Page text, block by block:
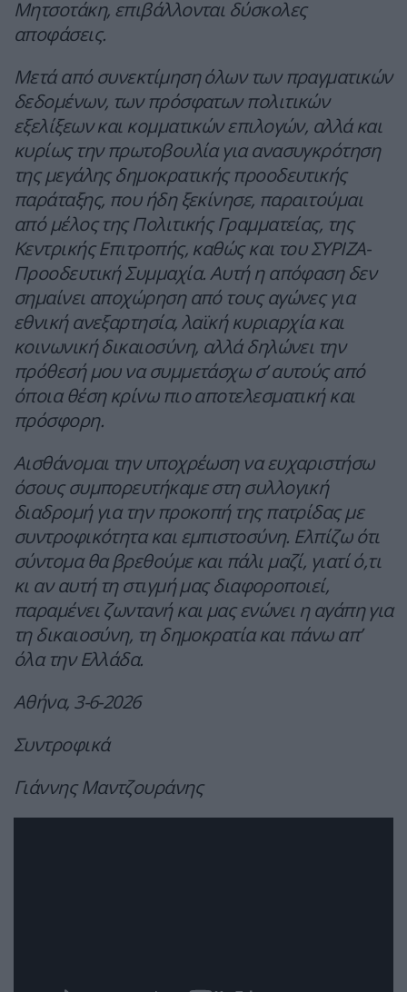
Μητσοτάκη, επιβάλλονται δύσκολες
αποφάσεις.
Μετά από συνεκτίμηση όλων των πραγματικών
δεδομένων, των πρόσφατων πολιτικών
εξελίξεων και κομματικών επιλογών, αλλά και
κυρίως την πρωτοβουλία για ανασυγκρότηση
της μεγάλης δημοκρατικής προοδευτικής
παράταξης, που ήδη ξεκίνησε, παραιτούμαι
από μέλος της Πολιτικής Γραμματείας, της
Κεντρικής Επιτροπής, καθώς και του ΣΥΡΙΖΑ-
Προοδευτική Συμμαχία. Αυτή η απόφαση δεν
σημαίνει αποχώρηση από τους αγώνες για
εθνική ανεξαρτησία, λαϊκή κυριαρχία και
κοινωνική δικαιοσύνη, αλλά δηλώνει την
πρόθεσή μου να συμμετάσχω σ’ αυτούς από
όποια θέση κρίνω πιο αποτελεσματική και
πρόσφορη.
Αισθάνομαι την υποχρέωση να ευχαριστήσω
όσους συμπορευτήκαμε στη συλλογική
διαδρομή για την προκοπή της πατρίδας με
συντροφικότητα και εμπιστοσύνη. Ελπίζω ότι
σύντομα θα βρεθούμε και πάλι μαζί, γιατί ό,τι
κι αν αυτή τη στιγμή μας διαφοροποιεί,
παραμένει ζωντανή και μας ενώνει η αγάπη για
τη δικαιοσύνη, τη δημοκρατία και πάνω απ’
όλα την Ελλάδα.
Αθήνα, 3-6-2026
Συντροφικά
Γιάννης Μαντζουράνης